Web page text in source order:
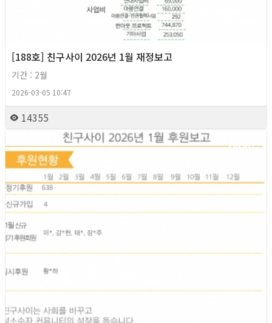
[188호] 친구사이 2026년 1월 재정보고
기간 : 2월
2026-03-05 10:47
14355
2026년